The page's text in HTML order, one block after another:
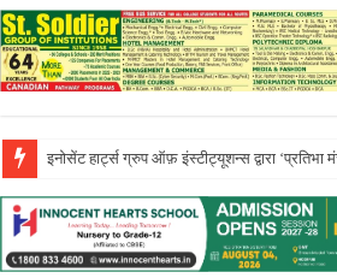
सीटी ग्रुप ने पांच दिवसीय आरंभ 2026 कार्येक्रम का